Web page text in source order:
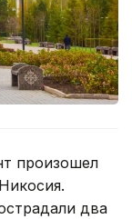
произошел
два